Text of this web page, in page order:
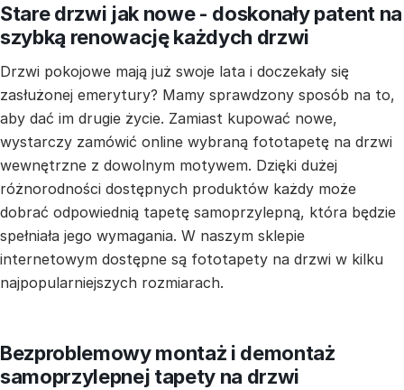
Stare drzwi jak nowe - doskonały patent na
szybką renowację każdych drzwi
Drzwi pokojowe mają już swoje lata i doczekały się
zasłużonej emerytury? Mamy sprawdzony sposób na to,
aby dać im drugie życie. Zamiast kupować nowe,
wystarczy zamówić online wybraną fototapetę na drzwi
wewnętrzne z dowolnym motywem. Dzięki dużej
różnorodności dostępnych produktów każdy może
dobrać odpowiednią tapetę samoprzylepną, która będzie
spełniała jego wymagania. W naszym sklepie
internetowym dostępne są fototapety na drzwi w kilku
najpopularniejszych rozmiarach.
Bezproblemowy montaż i demontaż
samoprzylepnej tapety na drzwi